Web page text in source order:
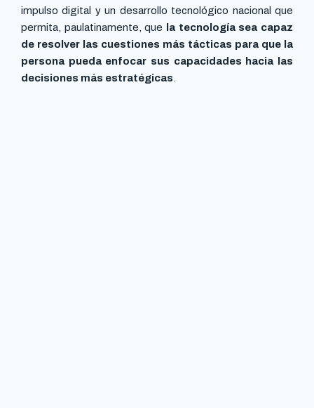
impulso digital y un desarrollo tecnológico nacional que
permita, paulatinamente, que
la tecnología sea capaz
de resolver las cuestiones más tácticas para que la
persona pueda enfocar sus capacidades hacia las
decisiones más estratégicas